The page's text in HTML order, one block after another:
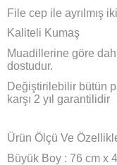
File cep ile ayrılmış
Kaliteli Kumaş
Muadillerine göre
dostudur.
Değiştirilebilir bütün
karşı 2 yıl garantilidir
Ürün Ölçü Ve
Büyük Boy : 76 cm x